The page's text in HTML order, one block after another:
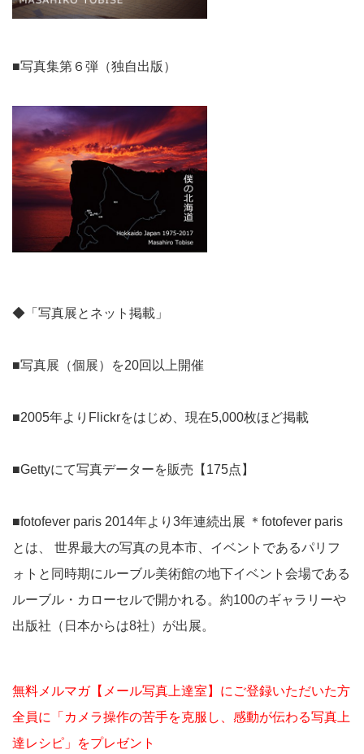
■写真集第６弾（独自出版）
◆「写真展とネット掲載」
■写真展（個展）を20回以上開催
■2005年よりFlickrをはじめ、現在5,000枚ほど掲載
■Gettyにて写真データーを販売【175点】
■fotofever paris 2014年より3年連続出展 ＊fotofever paris
とは、 世界最大の写真の見本市、イベントであるパリフ
ォトと同時期にルーブル美術館の地下イベント会場である
ルーブル・カローセルで開かれる。約100のギャラリーや
出版社（日本からは8社）が出展。
無料メルマガ【メール写真上達室】にご登録いただいた方
全員に「カメラ操作の苦手を克服し、感動が伝わる写真上
達レシピ」をプレゼント